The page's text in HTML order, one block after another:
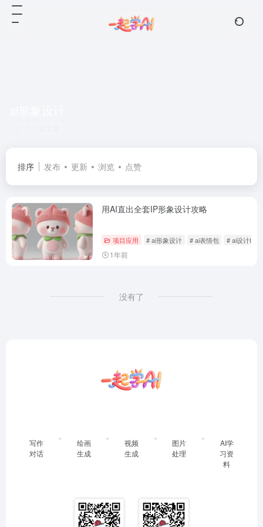
排序 发布 更新 浏览 点赞
用AI直出全套IP形象设计攻略
项目应用 # ai形象设计 # ai表情包 # ai设计IP
1年前
没有了
写作
对话
绘画
生成
视频
生成
图片
处理
AI学
习资
料